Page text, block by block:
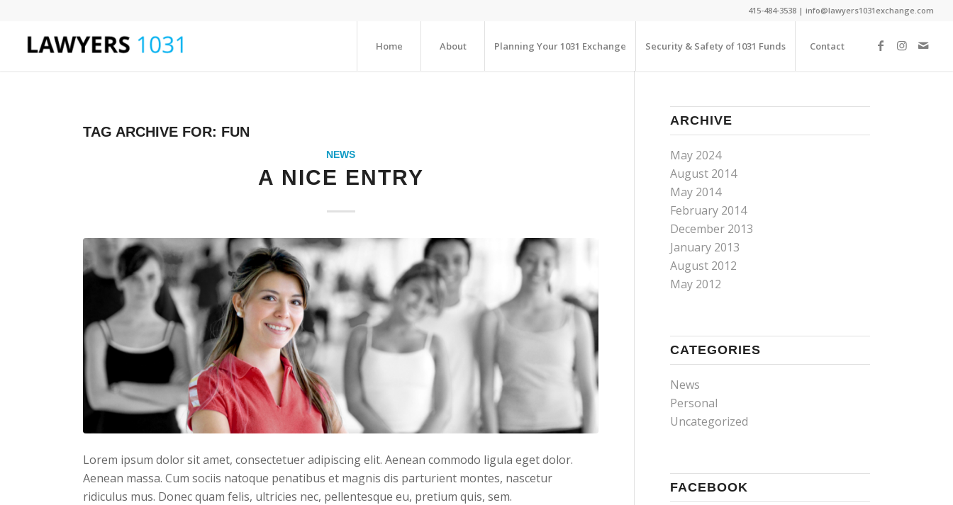
415-484-3538 | info@lawyers1031exchange.com
Home About Planning Your 1031 Exchange Security & Safety of 1031 Funds Contact
TAG ARCHIVE FOR: FUN
NEWS
A NICE ENTRY
Lorem ipsum dolor sit amet, consectetuer adipiscing elit. Aenean commodo ligula eget dolor.
Aenean massa. Cum sociis natoque penatibus et magnis dis parturient montes, nascetur
ridiculus mus. Donec quam felis, ultricies nec, pellentesque eu, pretium quis, sem.
ARCHIVE
May 2024
August 2014
May 2014
February 2014
December 2013
January 2013
August 2012
May 2012
CATEGORIES
News
Personal
Uncategorized
FACEBOOK